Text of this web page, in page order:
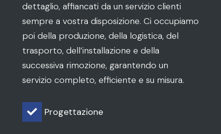
dettaglio, affiancati da un servizio clienti
sempre a vostra disposizione. Ci occupiamo
poi della produzione, della logistica, del
trasporto, dell’installazione e della
successiva rimozione, garantendo un
servizio completo, efficiente e su misura.
 Progettazione